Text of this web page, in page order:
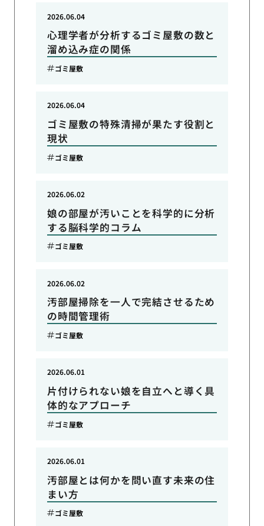
心理学者が分析するゴミ屋敷の数と
溜め込み症の関係
2026.06.04
ゴミ屋敷
ゴミ屋敷の特殊清掃が果たす役割と
現状
2026.06.04
ゴミ屋敷
娘の部屋が汚いことを科学的に分析
する脳科学的コラム
2026.06.02
ゴミ屋敷
汚部屋掃除を一人で完結させるため
の時間管理術
2026.06.02
ゴミ屋敷
片付けられない娘を自立へと導く具
体的なアプローチ
2026.06.01
ゴミ屋敷
汚部屋とは何かを問い直す未来の住
まい方
2026.06.01
ゴミ屋敷